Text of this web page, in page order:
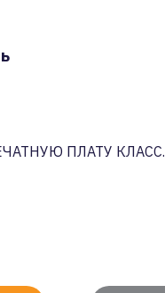
ПЛАТУ КЛАСС.